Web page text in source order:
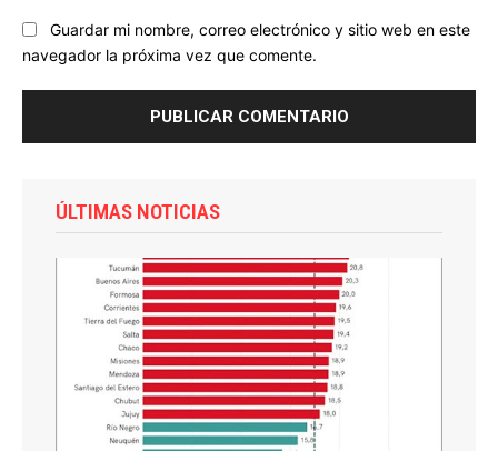
Guardar mi nombre, correo electrónico y sitio web en este
navegador la próxima vez que comente.
ÚLTIMAS NOTICIAS